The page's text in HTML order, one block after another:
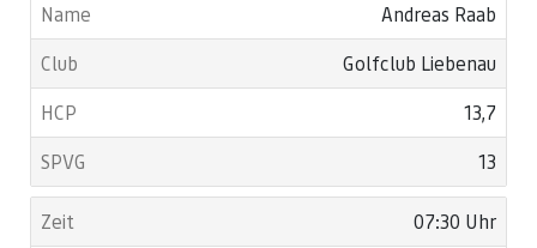
Andreas Raab
Golfclub Liebenau
13,7
13
07:30 Uhr